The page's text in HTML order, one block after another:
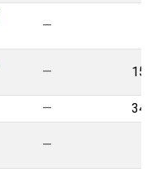
—
— 15./
— 34./
—